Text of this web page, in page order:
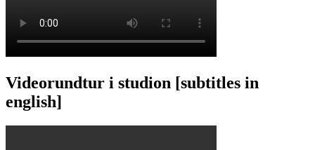
Videorundtur i studion [subtitles in
english]